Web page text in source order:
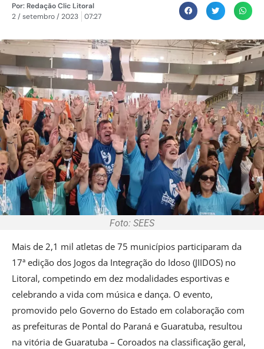
Por:Redação Clic Litoral
2 / setembro / 2023
07:27
Foto: SEES
Mais de 2,1 mil atletas de 75 municípios participaram da
17ª edição dos Jogos da Integração do Idoso (JIIDOS) no
Litoral, competindo em dez modalidades esportivas e
celebrando a vida com música e dança. O evento,
promovido pelo Governo do Estado em colaboração com
as prefeituras de Pontal do Paraná e Guaratuba, resultou
na vitória de Guaratuba – Coroados na classificação geral,